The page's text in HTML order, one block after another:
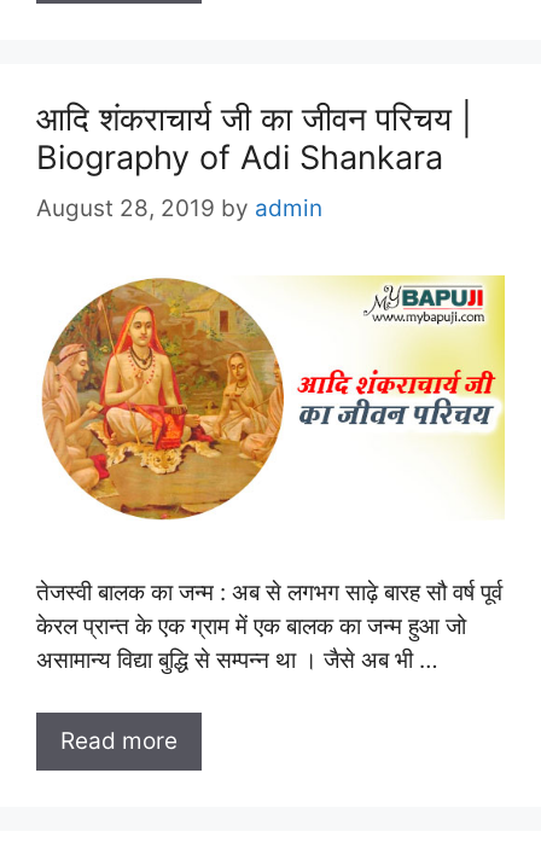
आदि शंकराचार्य जी का जीवन परिचय |
Biography of Adi Shankara
August 28, 2019 by admin
तेजस्वी बालक का जन्म : अब से लगभग साढ़े बारह सौ वर्ष पूर्व
केरल प्रान्त के एक ग्राम में एक बालक का जन्म हुआ जो
असामान्य विद्या बुद्धि से सम्पन्न था । जैसे अब भी …
Read more